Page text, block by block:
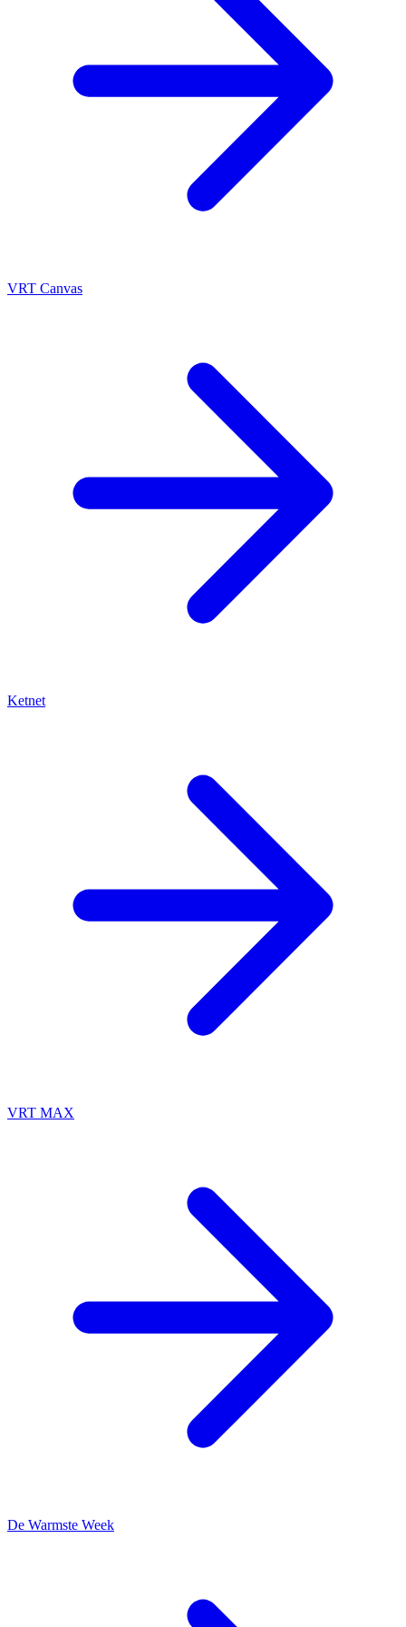
VRT Canvas
Ketnet
VRT MAX
De Warmste Week